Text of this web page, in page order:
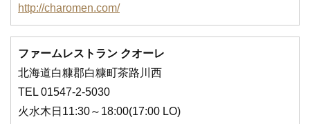
http://charomen.com/
ファームレストラン クオーレ
北海道白糠郡白糠町茶路川西
TEL 01547-2-5030
火水木日11:30～18:00(17:00 LO)